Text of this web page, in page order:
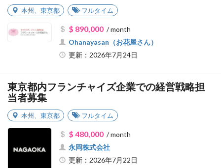
本州 東京都 フルタイム
$ 890,000/ month
Ohanayasan（お花屋さん）
更新：2026年7月24日
東京都内フランチャイズ企業での経営戦略担
当者募集
本州 東京都 フルタイム
$ 480,000/ month
永岡株式会社
更新：2026年7月22日